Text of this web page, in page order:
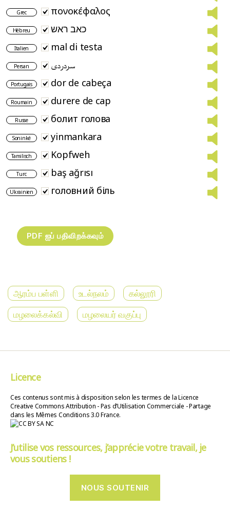
Grec πονοκέφαλος
Hébreu כאב ראש
Italien mal di testa
Persan سردردی
Portugais dor de cabeça
Roumain durere de cap
Russe болит голова
Soninké yinmankara
Tamilisch Kopfweh
Turc baş ağrısı
Ukrainien головний біль
ஆரம்ப பள்ளி உடல்நலம்
கல்லூரி
மழலைக்கல்வி
மழலையர் வகுப்பு
Licence
Ces contenus sont mis à disposition selon les termes de la Licence
Creative Commons Attribution - Pas d’Utilisation Commerciale - Partage
dans les Mêmes Conditions 3.0 France.
J’utilise vos ressources, j’apprécie votre travail, je
vous soutiens !
NOUS SOUTENIR